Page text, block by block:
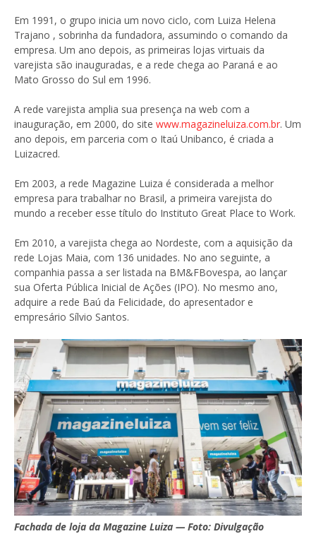
Em 1991, o grupo inicia um novo ciclo, com Luiza Helena
Trajano , sobrinha da fundadora, assumindo o comando da
empresa. Um ano depois, as primeiras lojas virtuais da
varejista são inauguradas, e a rede chega ao Paraná e ao
Mato Grosso do Sul em 1996.
A rede varejista amplia sua presença na web com a
inauguração, em 2000, do site www.magazineluiza.com.br. Um
ano depois, em parceria com o Itaú Unibanco, é criada a
Luizacred.
Em 2003, a rede Magazine Luiza é considerada a melhor
empresa para trabalhar no Brasil, a primeira varejista do
mundo a receber esse título do Instituto Great Place to Work.
Em 2010, a varejista chega ao Nordeste, com a aquisição da
rede Lojas Maia, com 136 unidades. No ano seguinte, a
companhia passa a ser listada na BM&FBovespa, ao lançar
sua Oferta Pública Inicial de Ações (IPO). No mesmo ano,
adquire a rede Baú da Felicidade, do apresentador e
empresário Sílvio Santos.
Fachada de loja da Magazine Luiza — Foto: Divulgação